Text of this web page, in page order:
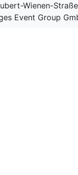
Wienen-
Event Group